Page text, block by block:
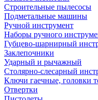
Строительные пылесосы
Подметальные машины
Ручной инструмент
Наборы ручного
Губцево-шарнирный
Заклепочники
Ударный и рычажный
Столярно-слесарный
Ключи гаечные, головки
Отвертки